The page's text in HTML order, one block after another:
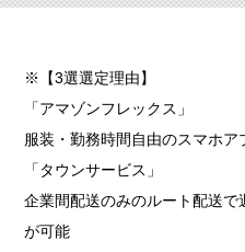
※【3選選定理由】
「アマゾンフレックス」
服装・勤務時間自由のスマホ
「タウンサービス」
企業間配送のみのルート配送
が可能